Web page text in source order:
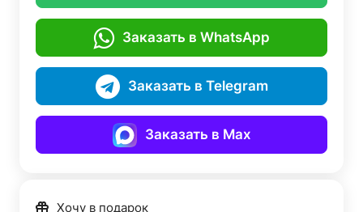
Заказать в WhatsApp
Заказать в Telegram
Заказать в Max
Хочу в подарок